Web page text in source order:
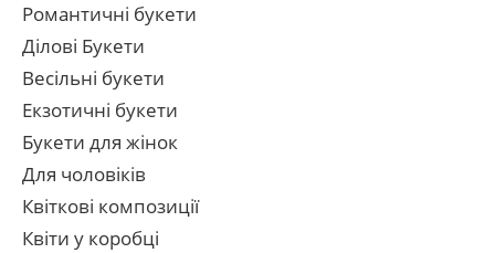
Романтичні букети
Ділові Букети
Весільні букети
Екзотичні букети
Букети для жінок
Для чоловіків
Квіткові композиції
Квіти у коробці